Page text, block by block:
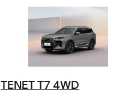
TENET T7 4WD